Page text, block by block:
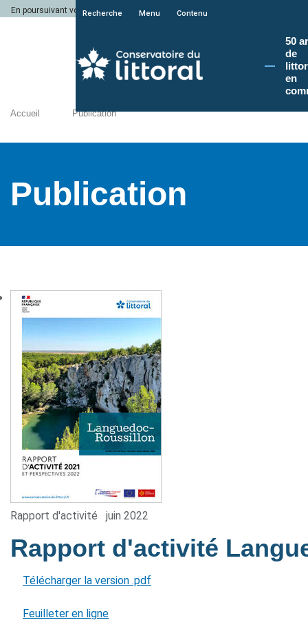
En poursuivant votre navigation sur le site du Conservatoire du littoral, vous
Recherche Menu Contenu
50
de
en
Accueil Publication
Publication
Rapport d'activité juin 2022
Rapport d'activité
Télécharger la version .pdf
Feuilleter en ligne